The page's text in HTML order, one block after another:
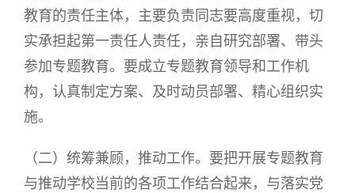
教育的责任主体，主要负责同志要高度重视，切
实承担起第一责任人责任，亲自研究部署、带头
参加专题教育。要成立专题教育领导和工作机
构，认真制定方案、及时动员部署、精心组织实
施。
（二）统筹兼顾，推动工作。要把开展专题教育
与推动学校当前的各项工作结合起来，与落实党